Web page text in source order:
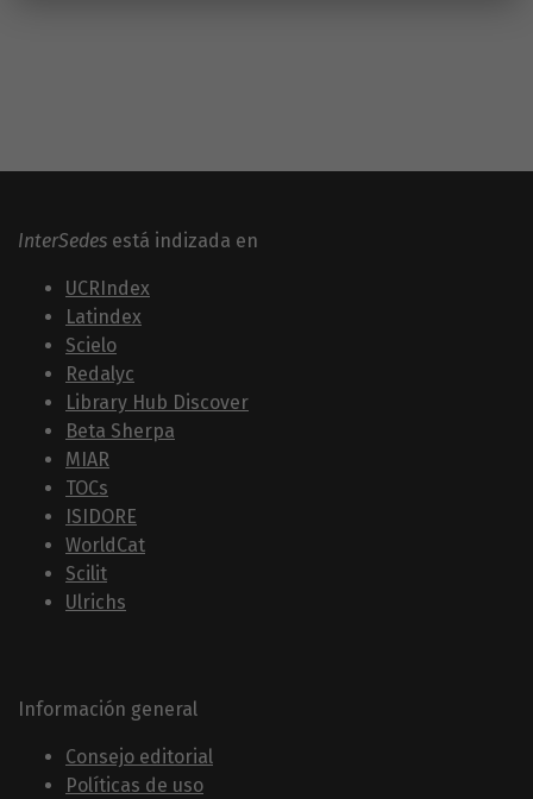
InterSedes está indizada en
UCRIndex
Latindex
Scielo
Redalyc
Library Hub Discover
Beta Sherpa
MIAR
TOCs
ISIDORE
WorldCat
Scilit
Ulrichs
Información general
Consejo editorial
Políticas de uso